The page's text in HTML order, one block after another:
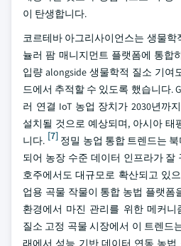
이 탄생합니다.
코르테바 아그리사이언스는 생물학
뉼러 팜 매니지먼트 플랫폼에 통합
입량 alongside 생물학적 질소 기여
드에서 추적할 수 있도록 했습니다.
러 연결 IoT 농업 장치가 2030년까
설치될 것으로 예상되며, 아시아 태
니다. [7] 정밀 농업 통합 트렌드는
되어 농장 수준 데이터 인프라가 잘
호주에서도 대규모로 확산되고 있
업용 곡물 작물이 통합 농법 플랫폼
환경에서 마진 관리를 위한 메커니
질소 고정 곡물 시장에서 이 트렌드
래에서 성능 기반 데이터 연동 농법